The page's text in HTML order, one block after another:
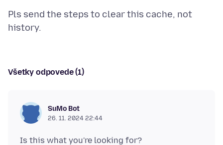
Pls send the steps to clear this cache, not
Všetky odpovede (1)
SuMo Bot
26. 11. 2024 22:44